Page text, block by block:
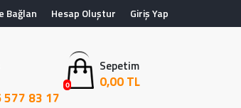
Giriş Yap
Hesap Oluştur
Bağlan
83 17
0
Sepetim
0,00 TL